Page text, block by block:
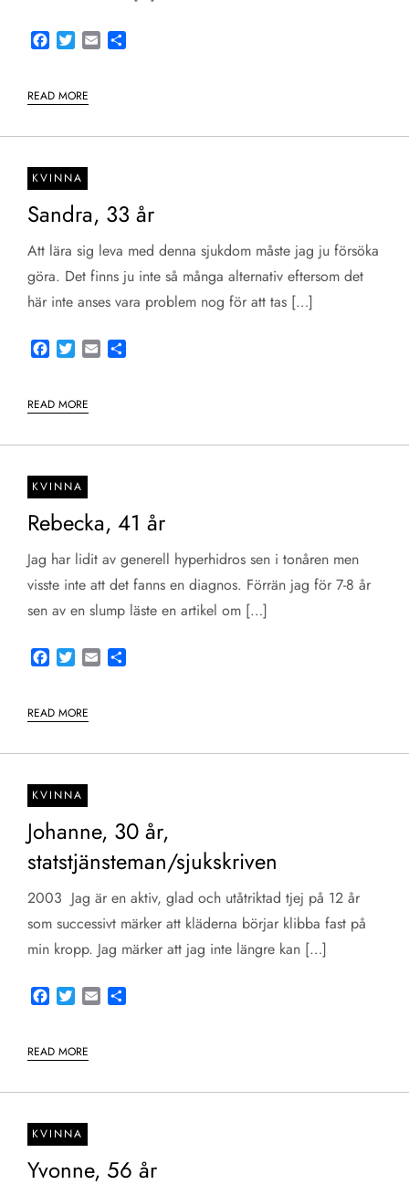
Facebook
TwitterEmail
READ MORE
KVINNA
Sandra, 33 år
Att lära sig leva med denna sjukdom måste jag ju försöka
göra. Det finns ju inte så många alternativ eftersom det
här inte anses vara problem nog för att tas […]
Facebook
TwitterEmail
READ MORE
KVINNA
Rebecka, 41 år
Jag har lidit av generell hyperhidros sen i tonåren men
visste inte att det fanns en diagnos. Förrän jag för 7-8 år
sen av en slump läste en artikel om […]
Facebook
TwitterEmail
READ MORE
KVINNA
Johanne, 30 år,
statstjänsteman/sjukskriven
2003 Jag är en aktiv, glad och utåtriktad tjej på 12 år
som successivt märker att kläderna börjar klibba fast på
min kropp. Jag märker att jag inte längre kan […]
Facebook
TwitterEmail
READ MORE
KVINNA
Yvonne, 56 år